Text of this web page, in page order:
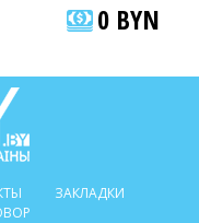
0 BYN
ЗАКЛАДКИ